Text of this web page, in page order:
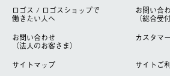
ロゴス / ロゴスショップで
働きたい人へ
お問い合
（総合受付
お問い合わせ
（法人のお客さま）
カスタマ
サイトマップ
サイトご